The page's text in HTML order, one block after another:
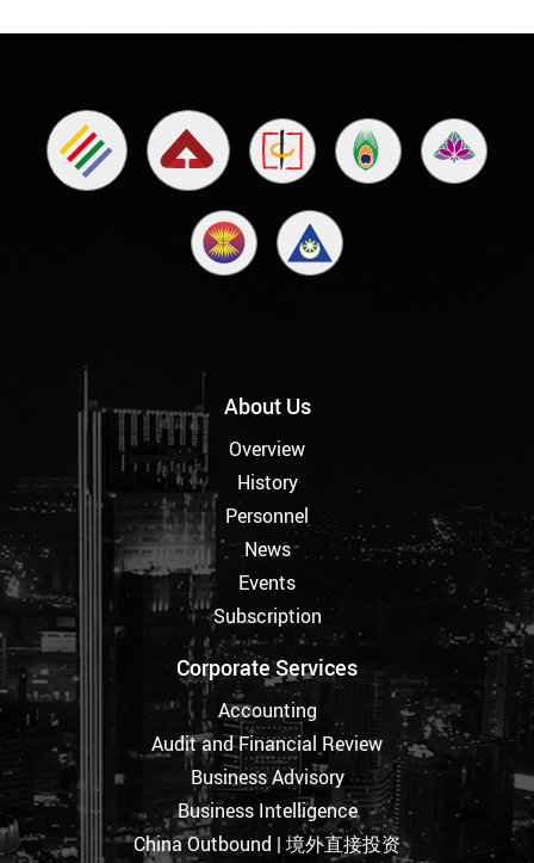
About Us
Overview
History
Personnel
News
Events
Subscription
Corporate Services
Accounting
Audit and Financial Review
Business Advisory
Business Intelligence
China Outbound | 境外直接投资